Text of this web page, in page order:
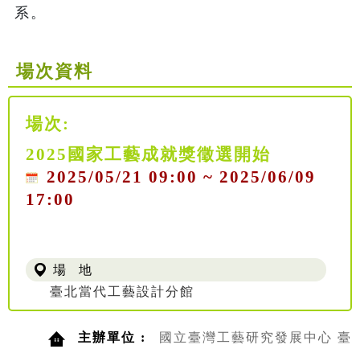
系。
場次資料
場次:
2025國家工藝成就獎徵選開始
2025/05/21 09:00 ~ 2025/06/09
17:00
場 地
臺北當代工藝設計分館
主辦單位 :
國立臺灣工藝研究發展中心 臺